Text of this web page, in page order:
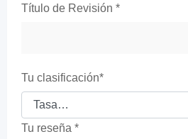
Título de Revisión *
Tu clasificación*
Tu reseña *